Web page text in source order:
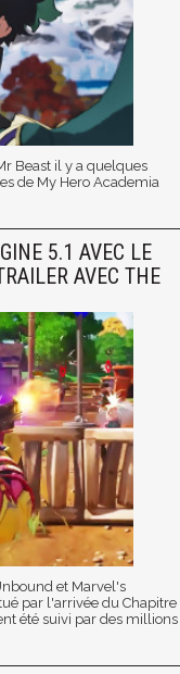
Beast il y a quelques
de My Hero Academia
5.1 AVEC LE
AVEC THE
et Marvel's
par l'arrivée du Chapitre
été suivi par des millions